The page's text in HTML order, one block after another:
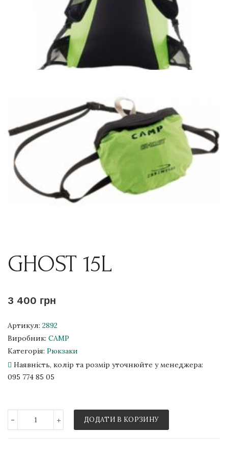
GHOST 15L
3 400 грн
Артикул: 2892
Виробник: CAMP
Категорія: Рюкзаки
Наявність, колір та розмір уточнюйте у менеджера:
095 774 85 05
- + ДОДАТИ В КОРЗИНУ